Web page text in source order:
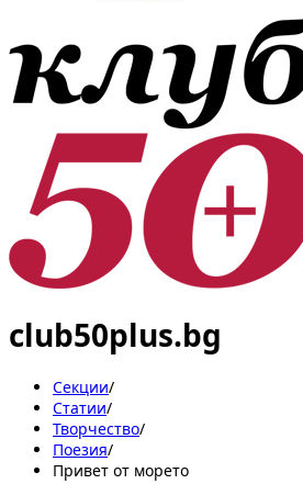
club50plus.bg
Секции/
Статии/
Творчество/
Поезия/
Привет от морето